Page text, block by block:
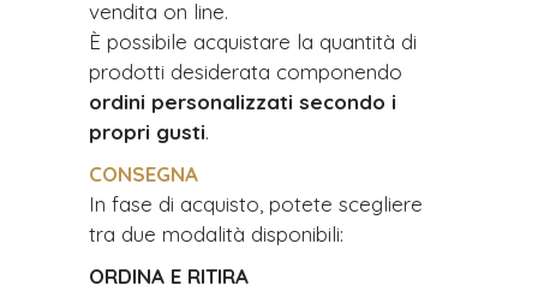
vendita on line.
È possibile acquistare la quantità di
prodotti desiderata componendo
ordini personalizzati secondo i
propri gusti.
CONSEGNA
In fase di acquisto, potete scegliere
tra due modalità disponibili:
ORDINA E RITIRA